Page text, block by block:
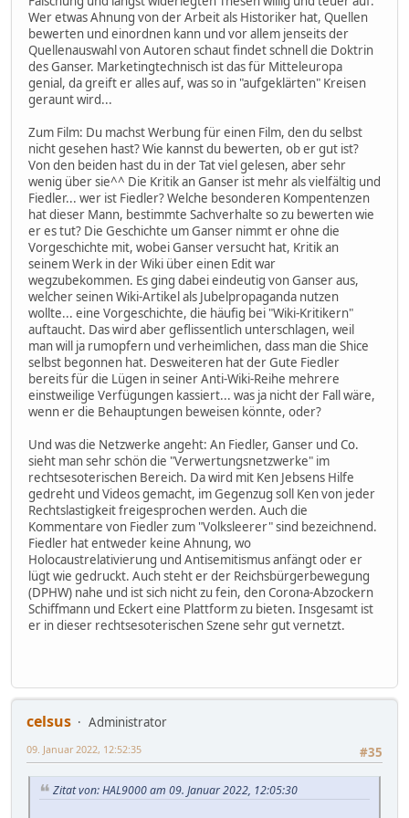
Wer etwas Ahnung von der Arbeit als Historiker hat, Quellen
bewerten und einordnen kann und vor allem jenseits der
Quellenauswahl von Autoren schaut findet schnell die Doktrin
des Ganser. Marketingtechnisch ist das für Mitteleuropa
genial, da greift er alles auf, was so in "aufgeklärten" Kreisen
geraunt wird...
Zum Film: Du machst Werbung für einen Film, den du selbst
nicht gesehen hast? Wie kannst du bewerten, ob er gut ist?
Von den beiden hast du in der Tat viel gelesen, aber sehr
wenig über sie^^ Die Kritik an Ganser ist mehr als vielfältig und
Fiedler... wer ist Fiedler? Welche besonderen Kompentenzen
hat dieser Mann, bestimmte Sachverhalte so zu bewerten wie
er es tut? Die Geschichte um Ganser nimmt er ohne die
Vorgeschichte mit, wobei Ganser versucht hat, Kritik an
seinem Werk in der Wiki über einen Edit war
wegzubekommen. Es ging dabei eindeutig von Ganser aus,
welcher seinen Wiki-Artikel als Jubelpropaganda nutzen
wollte... eine Vorgeschichte, die häufig bei "Wiki-Kritikern"
auftaucht. Das wird aber geflissentlich unterschlagen, weil
man will ja rumopfern und verheimlichen, dass man die Shice
selbst begonnen hat. Desweiteren hat der Gute Fiedler
bereits für die Lügen in seiner Anti-Wiki-Reihe mehrere
einstweilige Verfügungen kassiert... was ja nicht der Fall wäre,
wenn er die Behauptungen beweisen könnte, oder?
Und was die Netzwerke angeht: An Fiedler, Ganser und Co.
sieht man sehr schön die "Verwertungsnetzwerke" im
rechtsesoterischen Bereich. Da wird mit Ken Jebsens Hilfe
gedreht und Videos gemacht, im Gegenzug soll Ken von jeder
Rechtslastigkeit freigesprochen werden. Auch die
Kommentare von Fiedler zum "Volksleerer" sind bezeichnend.
Fiedler hat entweder keine Ahnung, wo
Holocaustrelativierung und Antisemitismus anfängt oder er
lügt wie gedruckt. Auch steht er der Reichsbürgerbewegung
(DPHW) nahe und ist sich nicht zu fein, den Corona-Abzockern
Schiffmann und Eckert eine Plattform zu bieten. Insgesamt ist
er in dieser rechtsesoterischen Szene sehr gut vernetzt.
celsus
Administrator
#35
09. Januar 2022, 12:52:35
Zitat von: HAL9000 am 09. Januar 2022, 12:05:30